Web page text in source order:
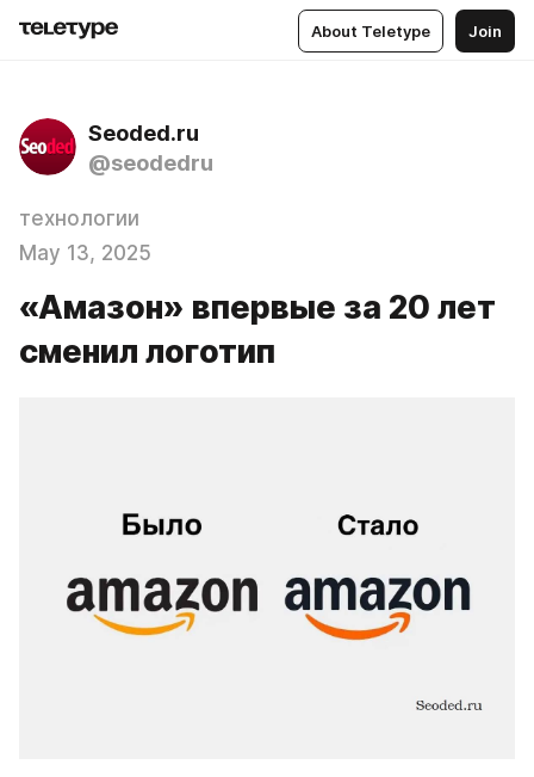
About Teletype Join
Seoded.ru
@seodedru
технологии
May 13, 2025
«Амазон» впервые за 20 лет
сменил логотип